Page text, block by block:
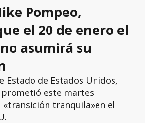
Pompeo,
el 20 de enero el
asumirá su
Estado de Estados Unidos,
prometió este martes
«transición tranquila»en el